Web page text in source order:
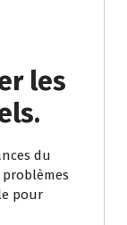
les
du
pour